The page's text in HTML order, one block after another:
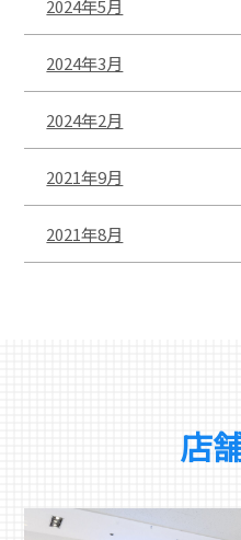
2024年5月
2024年3月
2024年2月
2021年9月
2021年8月
店